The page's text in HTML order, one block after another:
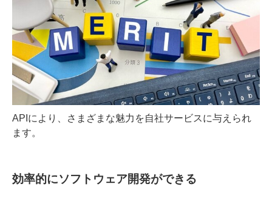
APIにより、さまざまな魅力を自社サービスに与えられ
ます。
効率的にソフトウェア開発ができる